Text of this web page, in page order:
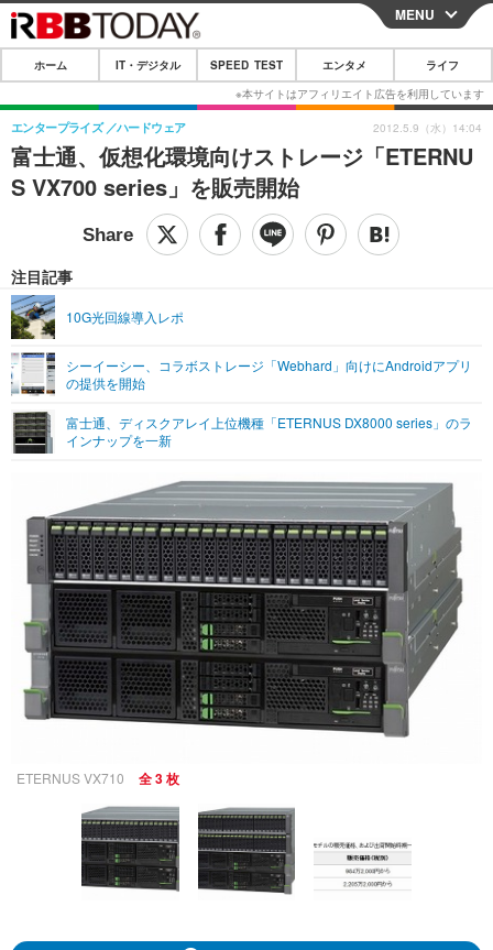
CLOSE
ホーム
IT・デジタル
IT・デジタルTOP スマートフォン
ショッピング その他
SPEED TEST
エンタメTOP 映画・ドラマ
グラビア
ショッピング その他
ライフTOP
その他
リリース一覧
プッシュ通知の停止方法
MENU
ホーム IT・デジタル SPEED TEST エンタメ ライフ
富士通、仮想化環境向けストレージ「ETERNU
S VX700 series」を販売開始
エンタープライズ ハードウェア
注目記事
10G光回線導入レポ
シーイーシー、コラボストレージ「Webhard」向けにAndroidアプリ
の提供を開始
富士通、ディスクアレイ上位機種「ETERNUS DX8000 series」のラ
インナップを一新
2012.5.9（水）14:04
ETERNUS VX710 全 3 枚